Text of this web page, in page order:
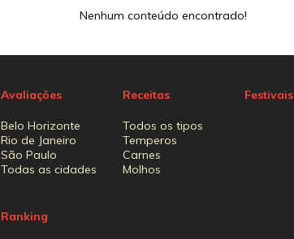
Nenhum conteúdo encontrado!
Avaliações
Belo Horizonte
Rio de Janeiro
São Paulo
Todas as cidades
Ranking
Receitas
Todos os tipos
Temperos
Carnes
Molhos
Festivais